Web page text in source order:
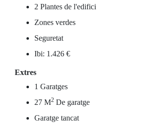
2 Plantes de l'edifici
Zones verdes
Seguretat
Ibi: 1.426 €
Extres
1 Garatges
27 M2 De garatge
Garatge tancat